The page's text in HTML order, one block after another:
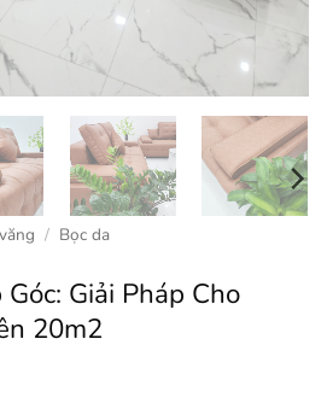
/ Bọc da
Giải Pháp Cho
20m2